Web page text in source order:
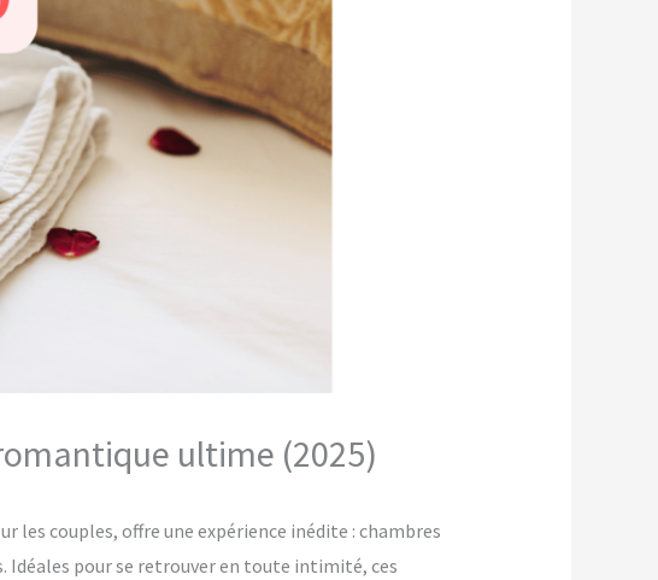
ultime (2025)
les couples, offre une expérience inédite : chambres
Idéales pour se retrouver en toute intimité, ces